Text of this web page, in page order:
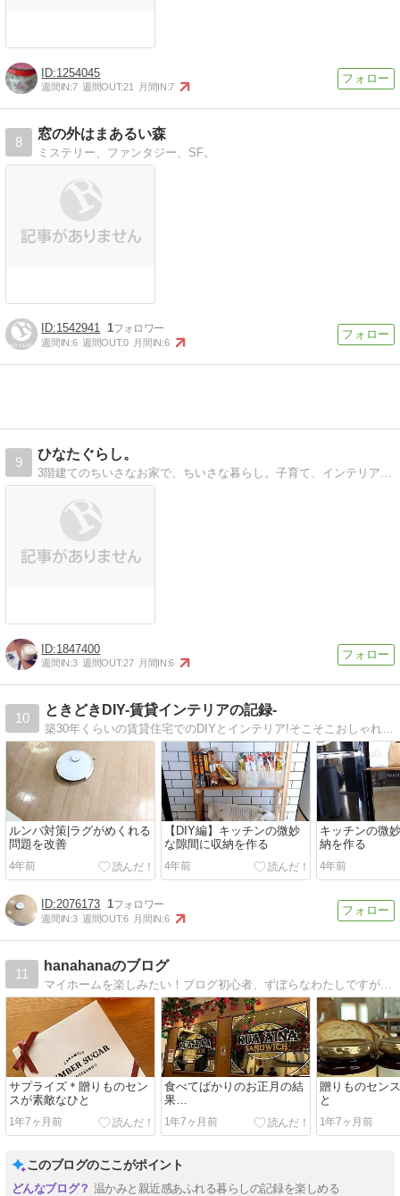
1254045
週間IN:7 週間OUT:21 月間IN:7
8
窓の外はまあるい森
ミステリー、ファンタジー、SF。
1542941 1
週間IN:6 週間OUT:0 月間IN:6
9
ひなたぐらし。
3階建てのちいさなお家で、ちいさな暮らし。子育て、インテリア、ハンドメイドのこと。
1847400
週間IN:3 週間OUT:27 月間IN:6
10
ときどきDIY-賃貸インテリアの記録-
築30年くらいの賃貸住宅でのDIYとインテリア!そこそこおしゃれでそこそこ掃除しやすく!
ルンバ対策|ラグがめくれる
問題を改善
4年前
【DIY編】キッチンの微妙
な隙間に収納を作る
4年前
キッチンの微
納を作る
4年前
2076173 1
週間IN:3 週間OUT:6 月間IN:6
11
hanahanaのブログ
マイホームを楽しみたい！ブログ初心者、ずぼらなわたしですが...マイペースでおうちのこと更新していきたいと思います。よろしくお願いします^^*
サプライズ＊贈りものセン
スが素敵なひと
1年7ヶ月前
食べてばかりのお正月の結
果…
1年7ヶ月前
贈りものセン
と
1年7ヶ月前
このブログのここがポイント
温かみと親近感あふれる暮らしの記録を楽しめる